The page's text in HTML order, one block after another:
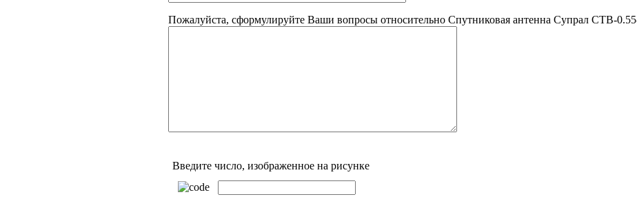
Пожалуйста, сформулируйте Ваши вопросы относительно Спутниковая антенна Супрал CTB-
Введите число, изображенное на рисунке